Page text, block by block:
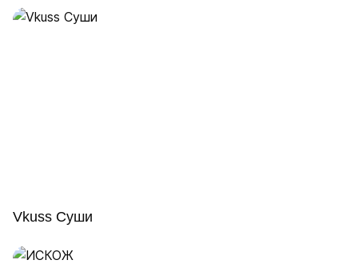
Vkuss Суши